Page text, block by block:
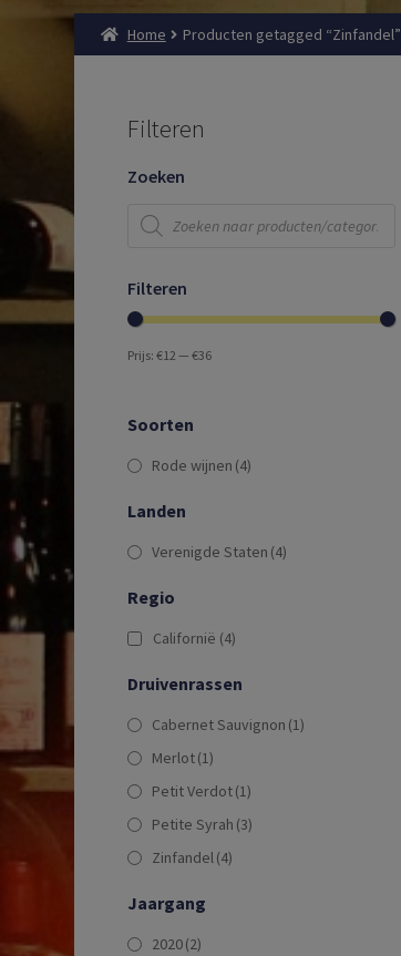
Home Producten getagged “Zinfandel”
Filteren
Zoeken
zoeken
Filteren
Prijs:€12 —€36
Soorten
Rode wijnen (4)
Landen
Verenigde Staten (4)
Regio
Californië (4)
Druivenrassen
Cabernet Sauvignon (1)
Merlot(1)
Petit Verdot(1)
Petite Syrah (3)
Zinfandel(4)
Jaargang
2020(2)